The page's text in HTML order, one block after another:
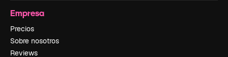
Empresa
Precios
Sobre nosotros
Reviews